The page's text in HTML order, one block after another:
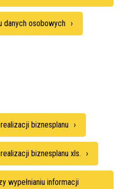
danych osobowych
biznesplanu
biznesplanu xls.
wypełnianiu informacji